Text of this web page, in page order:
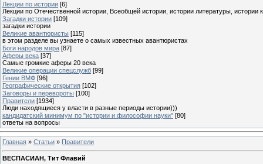
Лекции по истории [6]
Лекции по Отечественной истории, Всеобщей истории, истории литературы, истории
Загадки истории [109]
загадки истории
Великие авантюристы [115]
в этом разделе вы узнаете о самых известных авантюристах
Боги народов мира [87]
Аферы века [37]
Самые громкие аферы 20 века
Великие операции спецслужб [99]
Гении ВМФ [96]
Географические открытия [102]
Заговоры и перевороты [100]
Правители [1934]
Люди находящиеся у власти в разные периоды истории)))
кандидатский минимум по "истории и философии науки" [80]
ответы на вопросы
Главная » Статьи » Правители
ВЕСПАСИАН, Тит Флавий